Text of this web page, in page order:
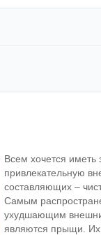
Всем хочется иметь
привлекательную
составляющих –
Самым
ухудшающим
являются прыщи. Их